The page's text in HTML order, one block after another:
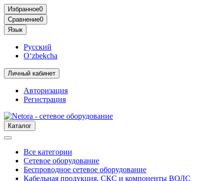
Избранное0
Сравнение0
Язык
Русский
O‘zbekcha
Личный кабинет
Авторизация
Регистрация
Каталог
Все категории
Сетевое оборудование
Беспроводное сетевое оборудование
Кабельная продукция, СКС и компоненты ВОЛС